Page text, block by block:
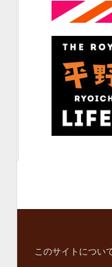
このサイトについ